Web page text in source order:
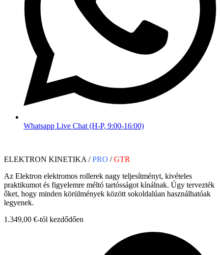
Whatsapp Live Chat (H-P, 9:00-16:00)
ELEKTRON KINETIKA /PRO /GTR
Az Elektron elektromos rollerek nagy teljesítményt, kivételes
praktikumot és figyelemre méltó tartósságot kínálnak. Úgy tervezték
őket, hogy minden körülmények között sokoldalúan használhatóak
legyenek.
1.349,00 €-tól kezdődően